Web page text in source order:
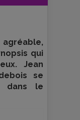
qui
Jean
se
dans le